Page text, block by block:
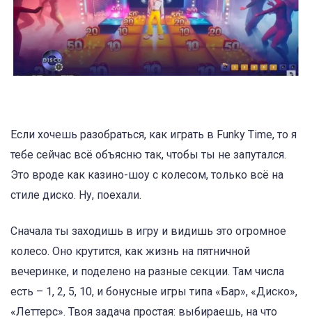
Если хочешь разобраться, как играть в Funky Time, то я
тебе сейчас всё объясню так, чтобы ты не запутался.
Это вроде как казино-шоу с колесом, только всё на
стиле диско. Ну, поехали.
Сначала ты заходишь в игру и видишь это огромное
колесо. Оно крутится, как жизнь на пятничной
вечеринке, и поделено на разные секции. Там числа
есть – 1, 2, 5, 10, и бонусные игры типа «Бар», «Диско»,
«Леттерс». Твоя задача простая: выбираешь, на что